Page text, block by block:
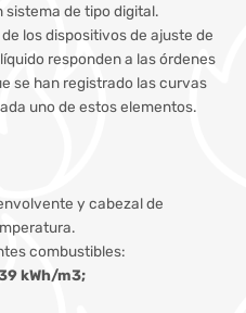
sistema de tipo digital.
los dispositivos de ajuste de
responden a las órdenes
se han registrado las curvas
uno de estos elementos.
y cabezal de
combustibles:
kWh/m3;